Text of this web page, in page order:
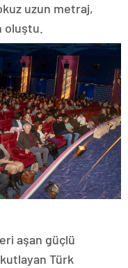
uzun metraj,
oluştu.
aşan güçlü
kutlayan Türk